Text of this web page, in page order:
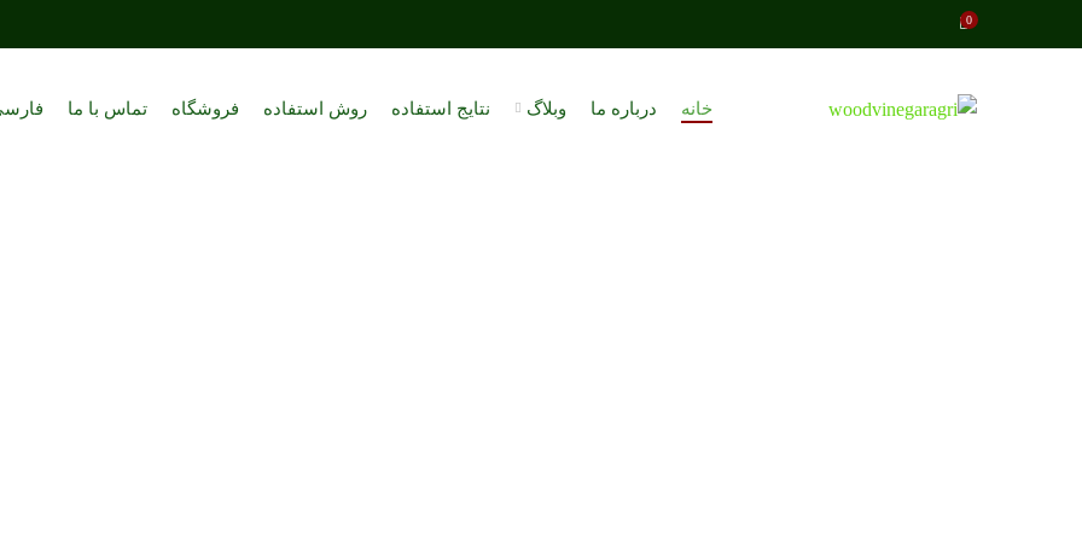
0
خانه درباره ما وبلاگ نتایج استفاده روش استفاده فروشگاه تماس با ما